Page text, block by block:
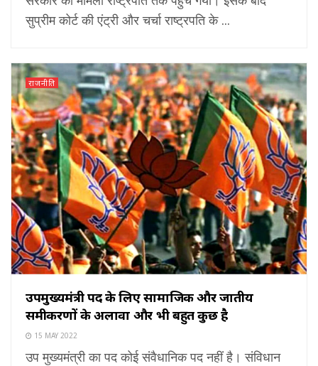
सुप्रीम कोर्ट की एंट्री और चर्चा राष्ट्रपति के ...
राजनीति
उपमुख्यमंत्री पद के लिए सामाजिक और जातीय
समीकरणों के अलावा और भी बहुत कुछ है
15 MAY 2022
उप मुख्यमंत्री का पद कोई संवैधानिक पद नहीं है। संविधान